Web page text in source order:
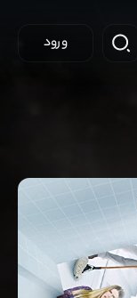
ورود